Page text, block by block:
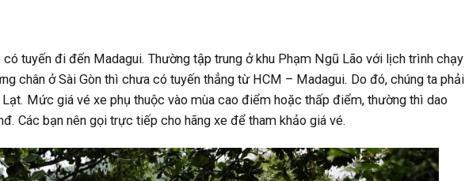
tuyến đi đến Madagui. Thường tập trung ở khu Phạm Ngũ Lão với lịch trình chạy
chân ở Sài Gòn thì chưa có tuyến thẳng từ HCM – Madagui. Do đó, chúng ta phải
Mức giá vé xe phụ thuộc vào mùa cao điểm hoặc thấp điểm, thường thì dao
Các bạn nên gọi trực tiếp cho hãng xe để tham khảo giá vé.